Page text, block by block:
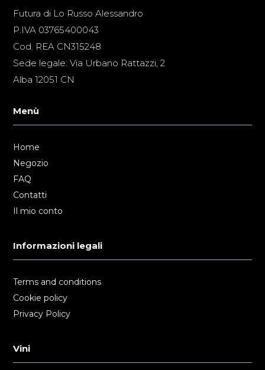
Futura di Lo Russo Alessandro
P.IVA 03765400043
Cod. REA CN315248
Sede legale: Via Urbano Rattazzi, 2
Alba 12051 CN
Menù
Home
Negozio
FAQ
Contatti
Il mio conto
Informazioni legali
Terms and conditions
Cookie policy
Privacy Policy
Vini